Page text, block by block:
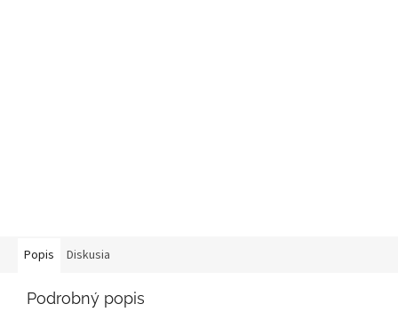
Popis Diskusia
Podrobný popis